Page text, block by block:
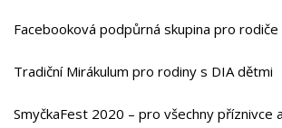
Facebooková podpůrná skupina pro
Tradiční Mirákulum pro rodiny s DIA dětmi
SmyčkaFest 2020 – pro všechny příznivce